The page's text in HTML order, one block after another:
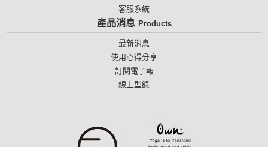
客服系統
產品消息 Products
最新消息
使用心得分享
訂閱電子報
線上型錄